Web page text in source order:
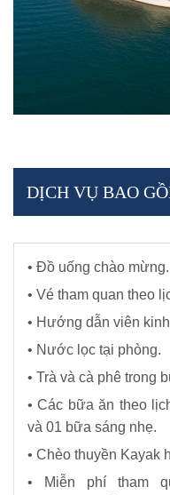
DỊCH VỤ BAO
• Đồ uống chào mừng.
• Vé tham quan theo
• Hướng dẫn viên
• Nước lọc tại phòng.
• Trà và cà phê trong
• Các bữa ăn theo
và 01 bữa sáng nhẹ.
• Chèo thuyền Kayak
• Miễn phí tham